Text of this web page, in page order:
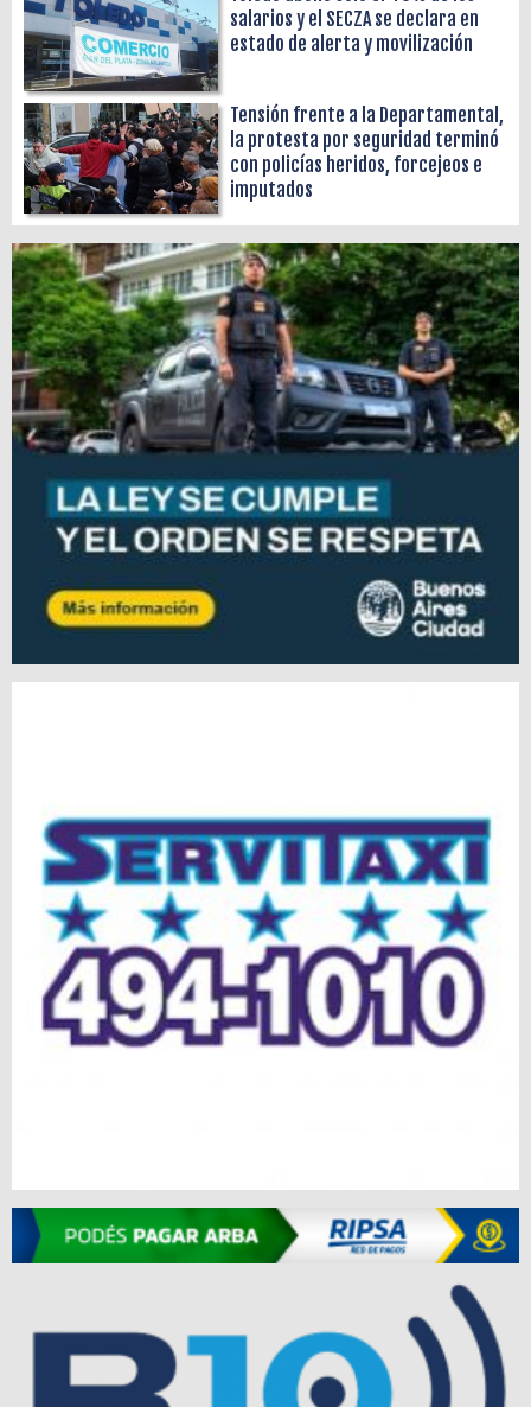
salarios y el SECZA se declara en
estado de alerta y movilización
Tensión frente a la Departamental,
la protesta por seguridad terminó
con policías heridos, forcejeos e
imputados